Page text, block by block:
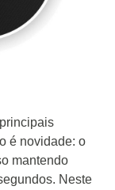
é novidade: o
mantendo
Neste